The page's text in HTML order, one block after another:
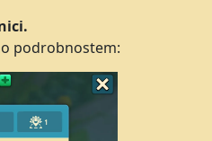
podrobnostem: